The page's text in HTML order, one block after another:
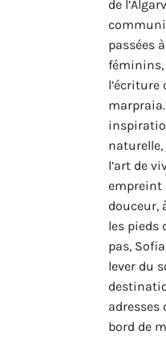
de
passées
féminins,
l’écriture
naturelle,
l’art de
empreint
douceur,
les pieds
pas,
lever du
adresses
bord de